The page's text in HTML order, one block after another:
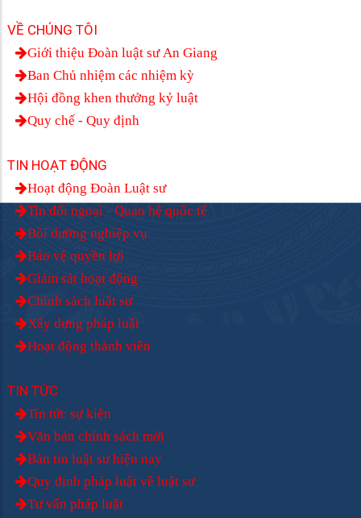
VỀ CHÚNG TÔI
Giới thiệu Đoàn luật sư An Giang
Ban Chủ nhiệm các nhiệm kỳ
Hội đồng khen thưởng kỷ luật
Quy chế - Quy định
TIN HOẠT ĐỘNG
Hoạt động Đoàn Luật sư
Tin đối ngoại - Quan hệ quốc tế
Bồi dưỡng nghiệp vụ
Bảo vệ quyền lợi
Giám sát hoạt động
Chính sách luật sư
Xây dựng pháp luật
Hoạt động thành viên
TIN TỨC
Tin tức sự kiện
Văn bản chính sách mới
Bản tin luật sư hiện nay
Quy định pháp luật về luật sư
Tư vấn pháp luật